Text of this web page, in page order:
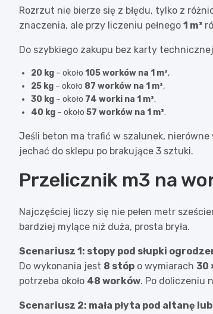
Rozrzut nie bierze się z błędu, tylko z
znaczenia, ale przy liczeniu pełnego 1 m³
Do szybkiego zakupu bez karty
20 kg – około 105 worków na 1 m³,
25 kg – około 87 worków na 1 m³,
30 kg – około 74 worki na 1 m³,
40 kg – około 57 worków na 1 m³.
Jeśli beton ma trafić w szalunek,
jechać do sklepu po brakujące 3 sztuki.
Przelicznik m3 na
Najczęściej liczy się nie pełen metr
bardziej mylące niż duża, prosta bryła.
Scenariusz 1: stopy pod słupki
Do wykonania jest 8 stóp o wymiarach 30
potrzeba około 48 worków. Po doliczeniu
Scenariusz 2: mała płyta pod altanę lub